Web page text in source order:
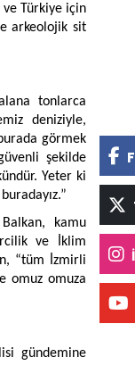
ve Türkiye için
arkeolojik sit
tonlarca
deniziyle,
görmek
şekilde
Yeter ki
kamu
ve İklim
“tüm İzmirli
omuz omuza
gündemine